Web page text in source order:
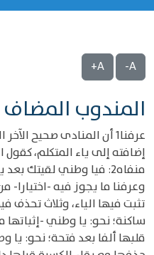
A-
A+
المندوب المضاف
عرفنا1 أن المنادى صحيح
إضافته إلى ياء المتكلم،
منفاه2: فيا وطني لقيتك
وعرفنا ما يجوز فيه -
تثبت فيها الياء، وثلاث تحذف
ساكنة؛ نحو: يا وطني -إثباتها
قلبها ألفا بعد فتحة؛ نحو: